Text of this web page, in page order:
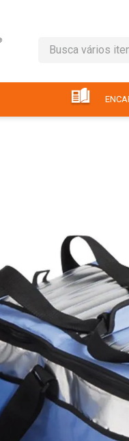
Busca vários itens
leite
º macarrão
º ovo
9º pão
10º iogurte